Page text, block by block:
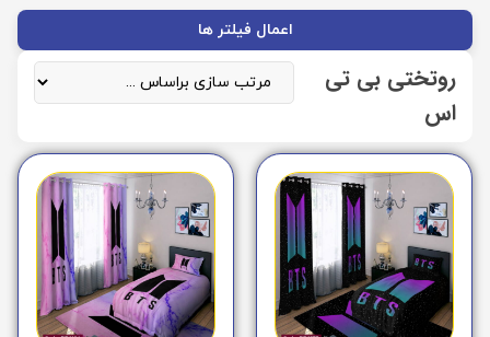
اعمال فیلتر ها
روتختی بی تی
اس